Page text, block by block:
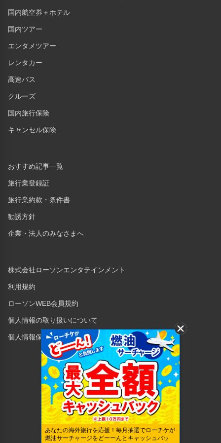
国内航空券＋ホテル
国内ツアー
エンタメツアー
レンタカー
高速バス
クルーズ
国内旅行保険
キャンセル保険
おすすめ記事一覧
旅行業登録証
旅行業約款・条件書
勧誘方針
企業・法人のみなさまへ
株式会社ローソンエンタテインメント
利用規約
ローソンWEB会員規約
個人情報の取り扱いについて
個人情報保護方針
Copyright © 1998 Lawson Entertainment, Inc.
あなたの海外旅行を応援！毎月抽選でローチケが
燃油サーチャージをどーーんとキャッシュバッ